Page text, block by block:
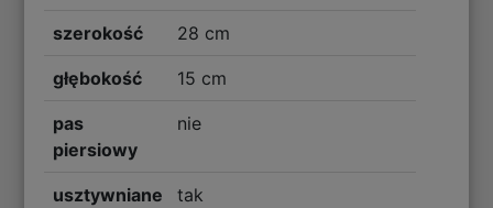
szerokość 28 cm
głębokość 15 cm
pas
piersiowy
nie
usztywniane
tak